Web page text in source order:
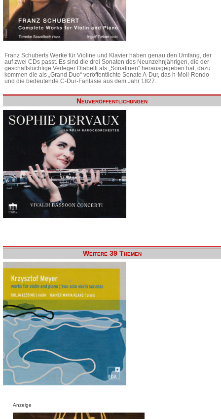
Franz Schuberts Werke für Violine und Klavier haben genau den Umfang, der
auf zwei CDs passt. Es sind die drei Sonaten des Neunzehnjährigen, die der
geschäftstüchtige Verleger Diabelli als „Sonatinen“ herausgegeben hat, dazu
kommen die als „Grand Duo“ veröffentlichte Sonate A-Dur, das h-Moll-Rondo
und die bedeutende C-Dur-Fantasie aus dem Jahr 1827.
Neuveröffentlichungen
Weitere 39 Themen
Anzeige